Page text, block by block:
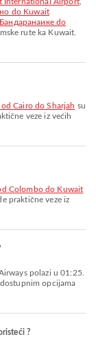
do Kuwait
do
rute ka Kuwait.
od Cairo do Sharjah su
veze iz većih
Colombo do Kuwait
praktične veze iz
opcijama
?